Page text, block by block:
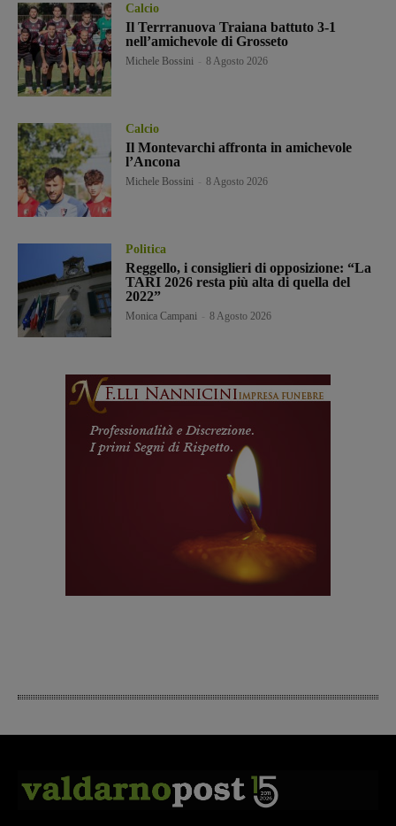
Calcio
Il Terrranuova Traiana battuto 3-1
nell’amichevole di Grosseto
Michele Bossini 8 Agosto 2026
Calcio
Il Montevarchi affronta in amichevole
l’Ancona
Michele Bossini 8 Agosto 2026
Politica
Reggello, i consiglieri di opposizione: “La
TARI 2026 resta più alta di quella del
2022”
Monica Campani 8 Agosto 2026